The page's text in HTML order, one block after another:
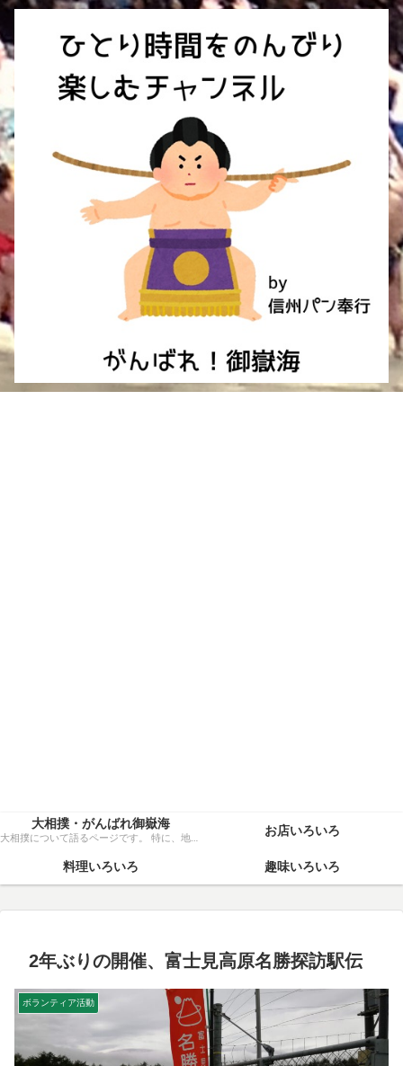
大相撲・がんばれ御嶽海
大相撲について語るページです。 特に、地元力士・御嶽海関を、粘り強く応援いたします！ お店いろいろ
料理いろいろ 趣味いろいろ
2年ぶりの開催、富士見高原名勝探訪駅伝
ボランティア活動